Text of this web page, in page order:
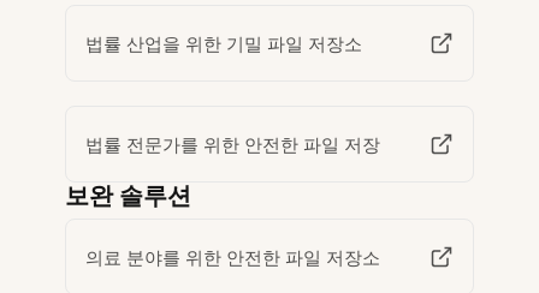
법률 산업을 위한 기밀 파일 저장소
법률 전문가를 위한 안전한 파일 저장
보완 솔루션
의료 분야를 위한 안전한 파일 저장소